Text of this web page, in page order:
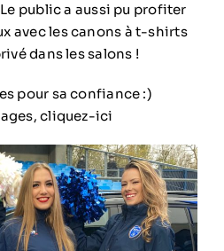
public a aussi pu profiter
avec les canons à t-shirts
dans les salons !
pour sa confiance :)
cliquez-ici